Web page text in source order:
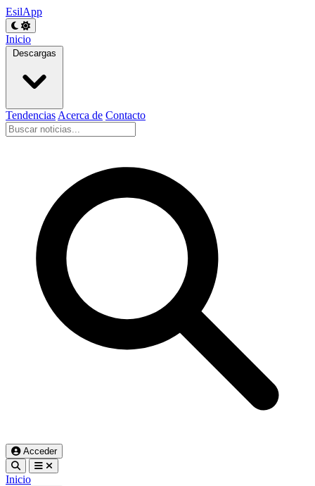
EsilApp
Inicio
Descargas
Tendencias Acerca de Contacto
Acceder
Inicio